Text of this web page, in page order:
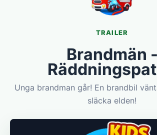
TRAILER
Brandmän -
Unga brandman går! En brandbil
släcka elden!